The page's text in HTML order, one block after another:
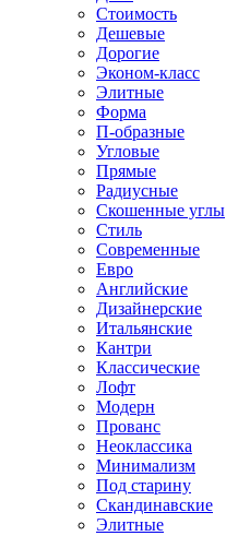
Стоимость
Дешевые
Дорогие
Эконом-класс
Элитные
Форма
П-образные
Угловые
Прямые
Радиусные
Скошенные углы
Стиль
Современные
Евро
Английские
Дизайнерские
Итальянские
Кантри
Классические
Лофт
Модерн
Прованс
Неоклассика
Минимализм
Под старину
Скандинавские
Элитные